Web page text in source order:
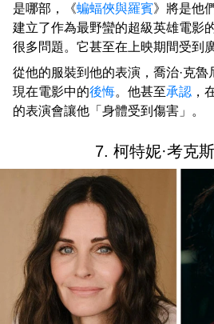
是哪部，《蝙蝠俠與羅賓》將是他
建立了作為最野蠻的超級英雄電影
很多問題。它甚至在上映期間受到
從他的服裝到他的表演，喬治·克魯
現在電影中的後悔。他甚至承認 ，
的表演會讓他「身體受到傷害」。
7. 柯特妮·考克